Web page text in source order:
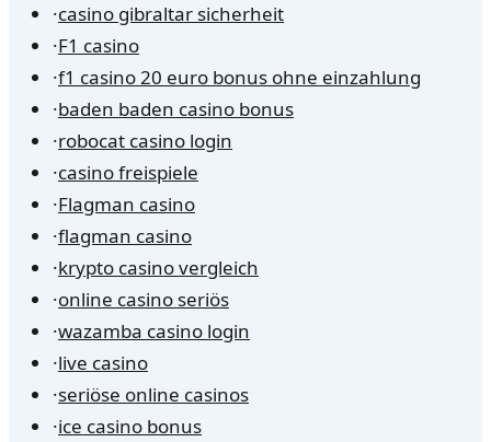
·casino gibraltar sicherheit
·F1 casino
·f1 casino 20 euro bonus ohne einzahlung
·baden baden casino bonus
·robocat casino login
·casino freispiele
·Flagman casino
·flagman casino
·krypto casino vergleich
·online casino seriös
·wazamba casino login
·live casino
·seriöse online casinos
·ice casino bonus